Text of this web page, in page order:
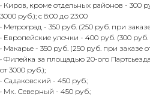
• Киров, кроме отдельных районов - 300
3000 руб.); с 8:00 до 23:00
• Метроград - 350 руб. (250 руб. при
• Европейские улочки - 400 руб. (300
• Макарье - 350 руб. (250 руб. при заказе
• Филейка за площадью 20-ого
от 3000 руб.);
• Садаковский - 450 руб.;
• Мк. Северный - 450 руб.;